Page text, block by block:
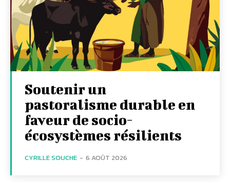
Soutenir un
pastoralisme durable en
faveur de socio-
écosystèmes résilients
CYRILLE SOUCHE - 6 AOÛT 2026